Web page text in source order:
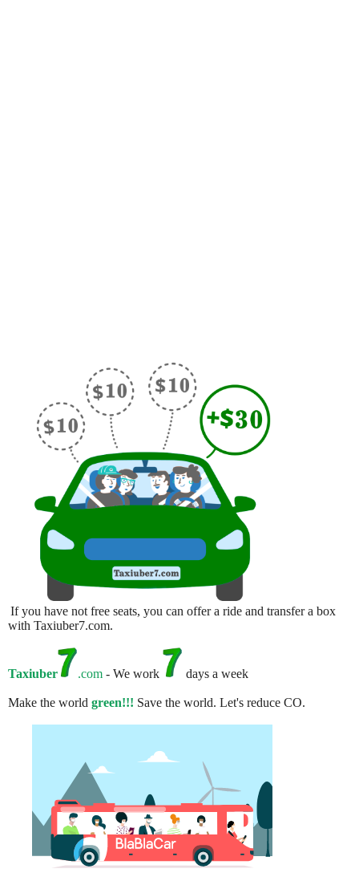
If you have not free seats, you can offer a ride and transfer a box
with Taxiuber7.com.
Taxiuber .com - We work days a week
Make the world green!!! Save the world. Let's reduce CO.